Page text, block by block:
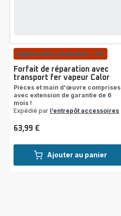
Ajouter au panier
Eligible au Bonus Réparation : -15€
Forfait de réparation avec
transport fer vapeur Calor
Pièces et main d'œuvre comprises
avec extension de garantie de 6
mois !
Expédié par l’entrepôt accessoires
Prix
63,99 €